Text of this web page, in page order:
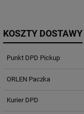
KOSZTY DOSTAWY
Punkt DPD Pickup
ORLEN Paczka
Kurier DPD